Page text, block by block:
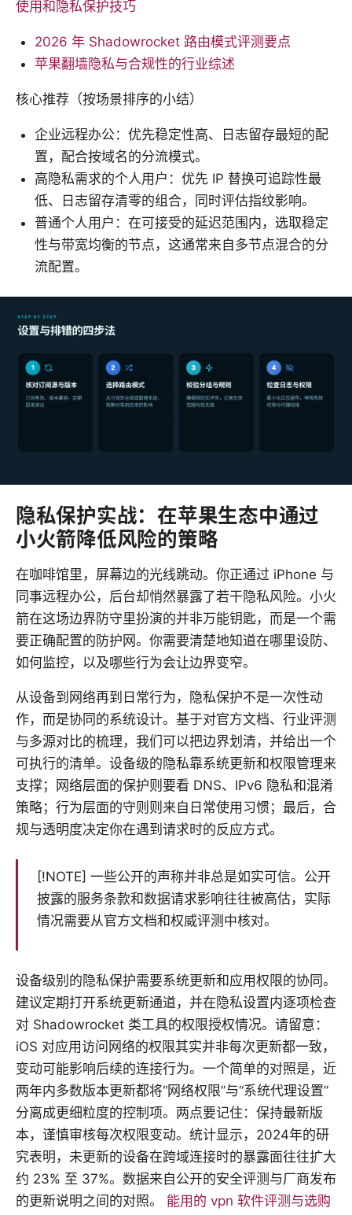
使用和隐私保护技巧
2026 年 Shadowrocket 路由模式评测要点
苹果翻墙隐私与合规性的行业综述
核心推荐（按场景排序的小结）
企业远程办公：优先稳定性高、日志留存最短的配
置，配合按域名的分流模式。
高隐私需求的个人用户：优先 IP 替换可追踪性最
低、日志留存清零的组合，同时评估指纹影响。
普通个人用户：在可接受的延迟范围内，选取稳定
性与带宽均衡的节点，这通常来自多节点混合的分
流配置。
隐私保护实战：在苹果生态中通过
小火箭降低风险的策略
在咖啡馆里，屏幕边的光线跳动。你正通过 iPhone 与
同事远程办公，后台却悄然暴露了若干隐私风险。小火
箭在这场边界防守里扮演的并非万能钥匙，而是一个需
要正确配置的防护网。你需要清楚地知道在哪里设防、
如何监控，以及哪些行为会让边界变窄。
从设备到网络再到日常行为，隐私保护不是一次性动
作，而是协同的系统设计。基于对官方文档、行业评测
与多源对比的梳理，我们可以把边界划清，并给出一个
可执行的清单。设备级的隐私靠系统更新和权限管理来
支撑；网络层面的保护则要看 DNS、IPv6 隐私和混淆
策略；行为层面的守则则来自日常使用习惯；最后，合
规与透明度决定你在遇到请求时的反应方式。
[!NOTE] 一些公开的声称并非总是如实可信。公开
披露的服务条款和数据请求影响往往被高估，实际
情况需要从官方文档和权威评测中核对。
设备级别的隐私保护需要系统更新和应用权限的协同。
建议定期打开系统更新通道，并在隐私设置内逐项检查
对 Shadowrocket 类工具的权限授权情况。请留意：
iOS 对应用访问网络的权限其实并非每次更新都一致，
变动可能影响后续的连接行为。一个简单的对照是，近
两年内多数版本更新都将“网络权限”与“系统代理设置”
分离成更细粒度的控制项。两点要记住：保持最新版
本，谨慎审核每次权限变动。统计显示，2024年的研
究表明，未更新的设备在跨域连接时的暴露面往往扩大
约 23% 至 37%。数据来自公开的安全评测与厂商发布
的更新说明之间的对照。 能用的 vpn 软件评测与选购